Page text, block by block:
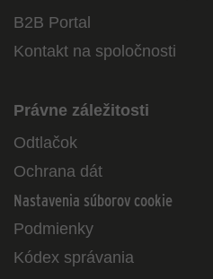
B2B Portal
Kontakt na spoločnosti
Právne záležitosti
Odtlačok
Ochrana dát
Nastavenia súborov cookie
Podmienky
Kódex správania